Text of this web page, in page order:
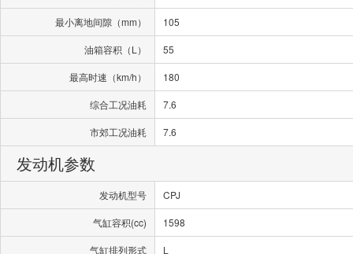
最小离地间隙（mm） 105
油箱容积（L） 55
最高时速（km/h） 180
综合工况油耗 7.6
市郊工况油耗 7.6
发动机参数
发动机型号 CPJ
气缸容积(cc) 1598
气缸排列形式 L